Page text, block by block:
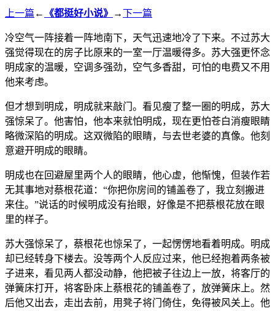
上一篇 ← 《都挺好小说》 →下一篇
冷空气一阵接着一阵地南下，天气迅速地冷了下来。不过苏大
强觉得现在的房子比原来的一室一厅温暖得多。苏大强更怀念
明成家的温暖，空调多强劲，空气多香甜，可怕的电费又不用
他来考虑。
但才想到明成，明成就来敲门。看见瘦了整一圈的明成，苏大
强惊呆了。他害怕，他本来就怕明成，现在更怕苍白消瘦眼睛
略微深陷的明成。这双微陷的眼睛，与去世老婆的真像。他刻
意避开明成的眼睛。
明成也在回避屋里两个人的眼睛，他心虚，他惭愧，但装作若
无其事地对蔡根花道：“你把你房间的铺盖卷了，我立刻搬进
来住。”说话的时候明成没有抬眼，好像是不把蔡根花放在眼
里的样子。
苏大强惊呆了，蔡根花也惊呆了，一起愣愣地看着明成。明成
却已经转身下楼去。没等两个人反应过来，他已经抱着两条被
子进来，看见两人都没动静，他把被子往边上一放，将客厅的
弹簧床打开，将客卧床上蔡根花的铺盖卷了，放弹簧床上。然
后他又出去，走出去前，用凳子将门倚住，免得被风关上。他